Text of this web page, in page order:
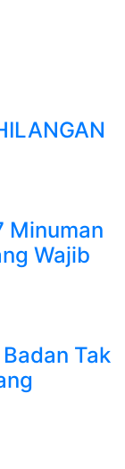
Minuman
Wajib
Tak